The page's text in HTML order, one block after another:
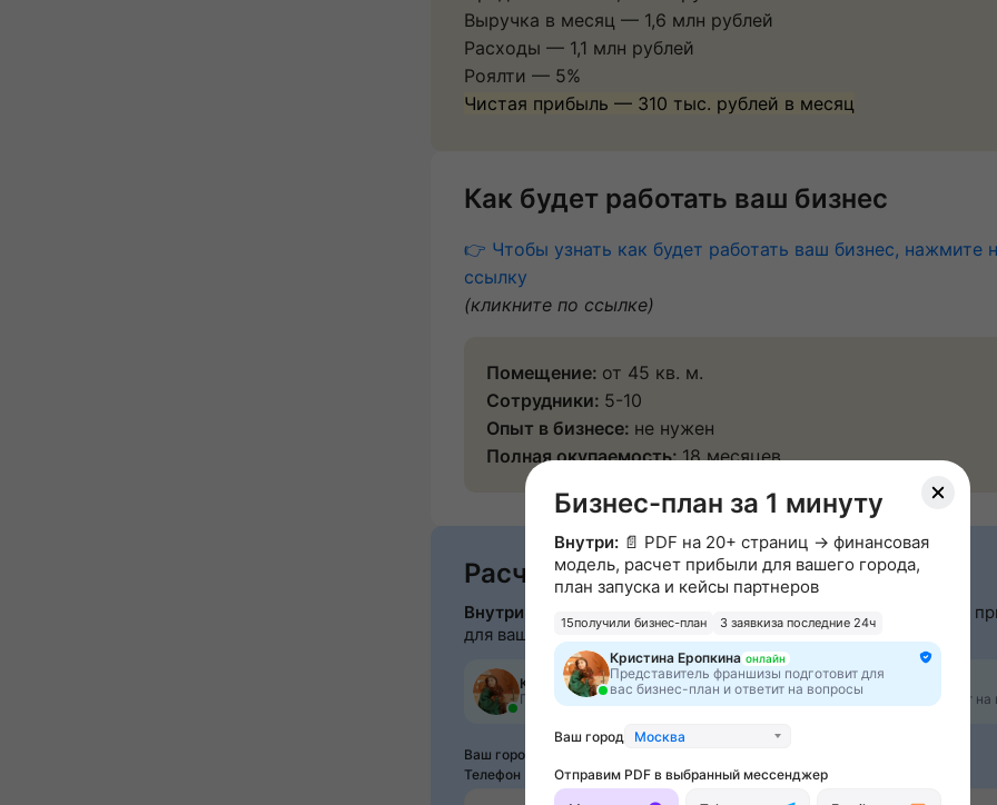
Выручка в месяц — 1,6 млн рублей
Расходы — 1,1 млн рублей
Роялти — 5%
Чистая прибыль — 310 тыс. рублей в месяц
Как будет работать ваш бизнес
👉 Чтобы узнать как будет работать ваш бизнес, нажмите
ссылку
(кликните по ссылке)
Помещение: от 45 кв. м.
Сотрудники: 5-10
Опыт в бизнесе: не нужен
Полная окупаемость:18 месяцев
Расчет прибыли за 5 минут
Внутри:
📄 PDF на 20+ страниц → финансовая модель, расчет
для вашего города, план запуска и кейсы партнеров
Кристина Еропкина онлайн
Представитель франшизы подготовит для вас бизнес-план и ответит
Ваш город
Телефон
Email
Бизнес-план за 1 минуту
Внутри:📄 PDF на 20+ страниц → финансовая
модель, расчет прибыли для вашего города,
план запуска и кейсы партнеров
15получили бизнес-план 3 заявкиза последние 24ч
Кристина Еропкина онлайн
Представитель франшизы подготовит для
вас бизнес-план и ответит на вопросы
Ваш город Москва
Отправим PDF в выбранный мессенджер